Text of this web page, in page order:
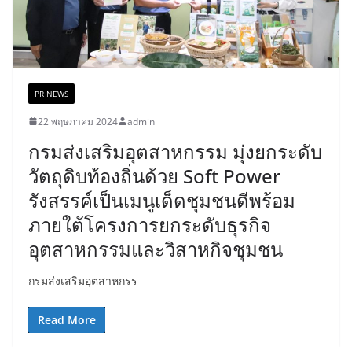
PR NEWS
22 พฤษภาคม 2024 admin
กรมส่งเสริมอุตสาหกรรม มุ่งยกระดับ
วัตถุดิบท้องถิ่นด้วย Soft Power
รังสรรค์เป็นเมนูเด็ดชุมชนดีพร้อม
ภายใต้โครงการยกระดับธุรกิจ
อุตสาหกรรมและวิสาหกิจชุมชน
กรมส่งเสริมอุตสาหกรร
Read More